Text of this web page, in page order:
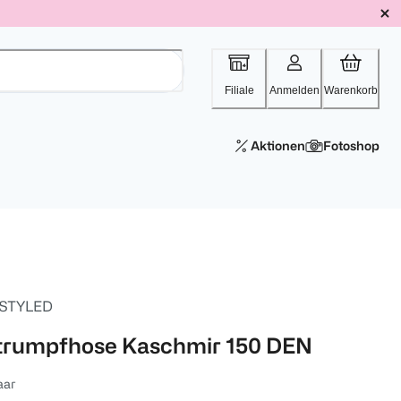
Filiale Anmelden Warenkorb
Aktionen Fotoshop
Kaschmir 150 DEN